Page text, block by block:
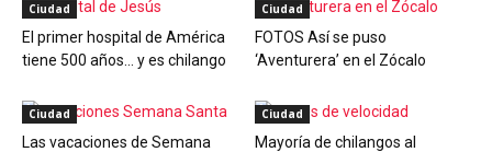
Ciudad
El primer hospital de América
tiene 500 años… y es chilango
Ciudad
FOTOS Así se puso
‘Aventurera’ en el Zócalo
Ciudad
Las vacaciones de Semana
Ciudad
Mayoría de chilangos al